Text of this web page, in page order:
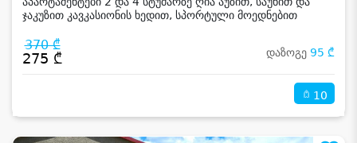
ჯაკუზით კავკასიონის ხედით, სპორტული მოედნებით
370 ₾
275 ₾ დაზოგე 95 ₾
10